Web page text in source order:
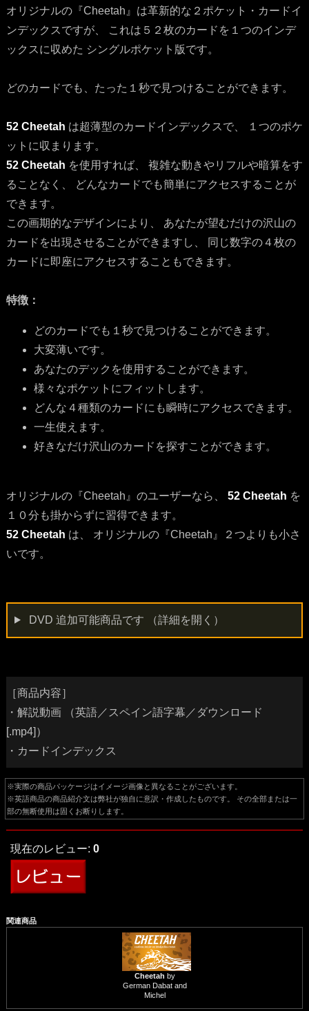
オリジナルの『Cheetah』は革新的な２ポケット・カードイ
ンデックスですが、 これは５２枚のカードを１つのインデ
ックスに収めた シングルポケット版です。
どのカードでも、たった１秒で見つけることができます。
52 Cheetah は超薄型のカードインデックスで、 １つのポケ
ットに収まります。
52 Cheetah を使用すれば、 複雑な動きやリフルや暗算をす
ることなく、 どんなカードでも簡単にアクセスすることが
できます。
この画期的なデザインにより、 あなたが望むだけの沢山の
カードを出現させることができますし、 同じ数字の４枚の
カードに即座にアクセスすることもできます。
特徴：
どのカードでも１秒で見つけることができます。
大変薄いです。
あなたのデックを使用することができます。
様々なポケットにフィットします。
どんな４種類のカードにも瞬時にアクセスできます。
一生使えます。
好きなだけ沢山のカードを探すことができます。
オリジナルの『Cheetah』のユーザーなら、 52 Cheetah を
１０分も掛からずに習得できます。
52 Cheetah は、 オリジナルの『Cheetah』２つよりも小さ
いです。
DVD 追加可能商品です （詳細を開く）
［商品内容］
・解説動画 （英語／スペイン語字幕／ダウンロード
[.mp4]）
・カードインデックス
※実際の商品パッケージはイメージ画像と異なることがございます。
※英語商品の商品紹介文は弊社が独自に意訳・作成したものです。 その全部または一
部の無断使用は固くお断りします。
現在のレビュー: 0
関連商品
Cheetah by
German Dabat and
Michel